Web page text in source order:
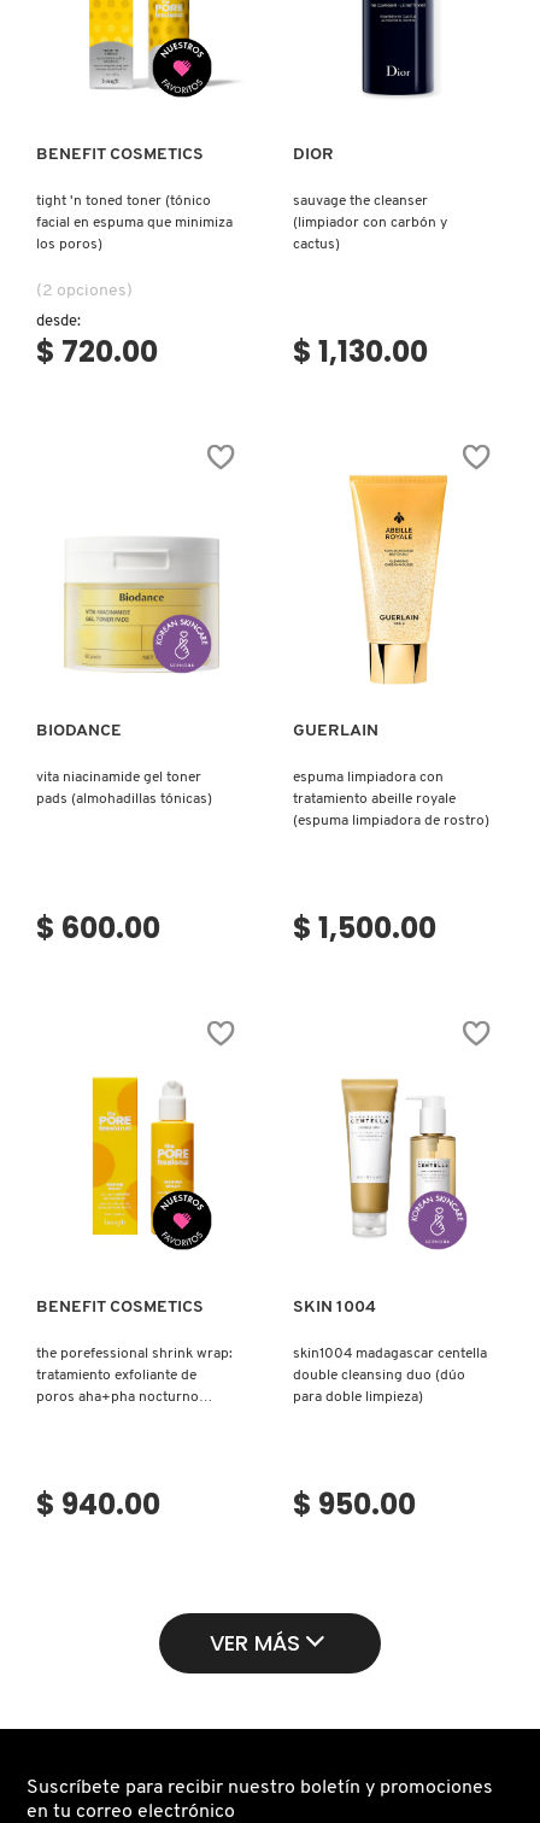
Ver más
BENEFIT COSMETICS
tight 'n toned toner (tónico
facial en espuma que minimiza
los poros)
(2 opciones)
desde:
$ 720.00
DIOR
sauvage the cleanser
(limpiador con carbón y
cactus)
$ 1,130.00
Ver más
BIODANCE
vita niacinamide gel toner
pads (almohadillas tónicas)
$ 600.00
Ver más
GUERLAIN
espuma limpiadora con
tratamiento abeille royale
(espuma limpiadora de rostro)
$ 1,500.00
Ver más
BENEFIT COSMETICS
the porefessional shrink wrap:
tratamiento exfoliante de
poros aha+pha nocturno
$ 940.00
Ver más
SKIN 1004
skin1004 madagascar centella
double cleansing duo (dúo
para doble limpieza)
$ 950.00
VER MÁS
Suscríbete para recibir nuestro boletín y promociones
en tu correo electrónico